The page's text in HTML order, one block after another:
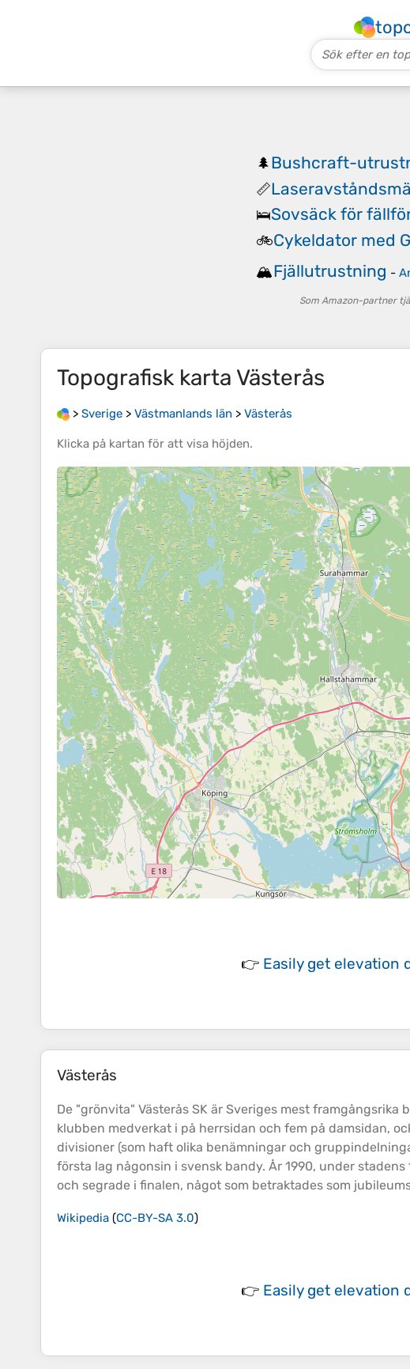
🌲Bushcraft-
📏
🛌Sovsäck för
🚲Cykeldator med
🏔️Fjällutrustning -
Som Amazon-partner
Topografisk karta Västerås
> Sverige > Västmanlands län > Västerås
Klicka på kartan för att visa höjden.
👉 Easily get elevation
Västerås
De "grönvita" Västerås SK är Sveriges mest
klubben medverkat i på herrsidan och fem på damsidan,
divisioner (som haft olika benämningar och
första lag någonsin i svensk bandy. År 1990, under
och segrade i finalen, något som betraktades som
Wikipedia (CC-BY-SA 3.0)
👉 Easily get elevation